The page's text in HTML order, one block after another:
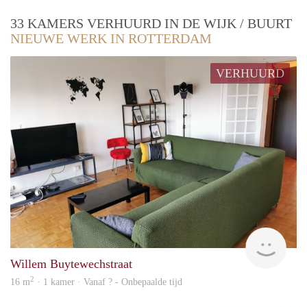
33 KAMERS VERHUURD IN DE WIJK / BUURT
NIEUWE WERK IN ROTTERDAM
VERHUURD
Willem Buytewechstraat
16 m2 · 1 kamer · Vanaf ? - Onbepaalde tijd